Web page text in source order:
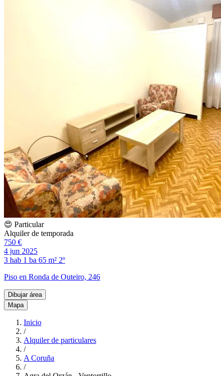
😍 Particular
Alquiler de temporada
750 €
4 jun 2025
3 hab 1 ba 65 m² 2º
Piso en Ronda de Outeiro, 246
Dibujar área
Mapa
Inicio
/
Alquiler de particulares
/
A Coruña
/